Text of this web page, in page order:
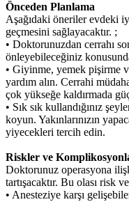
Önceden Planlama
Aşağıdaki öneriler evdeki
geçmesini sağlayacaktır. ;
• Doktorunuzdan cerrahı
önleyebileceğiniz
• Giyinme, yemek pişirme
yardım alın. Cerrahi
çok yükseğe kaldırmada
• Sık sık kullandığınız
koyun. Yakınlarınızın
yiyecekleri tercih edin.
Riskler ve
Doktorunuz operasyona
tartışacaktır. Bu olası risk
• Anesteziye karşı